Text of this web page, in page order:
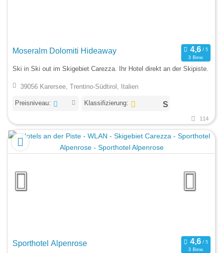
Moseralm Dolomiti Hideaway
3 Bew.
Ski in Ski out im Skigebiet Carezza. Ihr Hotel direkt an der Skipiste.
39056 Karersee, Trentino-Südtirol, Italien
Preisniveau: Klassifizierung:
114
Sporthotel Alpenrose
3 Bew.